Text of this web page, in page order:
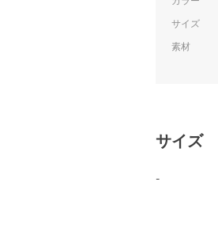
サイズ
素材
サイズ
-